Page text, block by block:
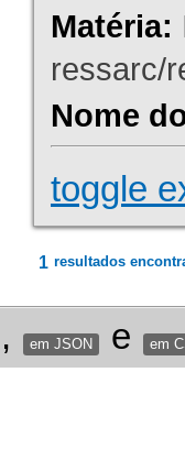
Matéria:
ressarc/
Nome
toggle
1 resultados
, em JSON e em